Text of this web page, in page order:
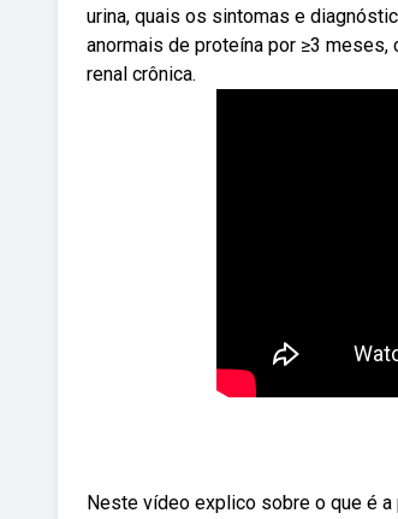
urina, quais os sintomas e
anormais de proteína por ≥3
renal crônica.
Neste vídeo explico sobre o que é a